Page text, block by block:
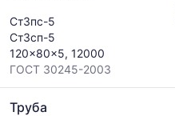
Ст3пс-5
Ст3сп-5
120x80x5, 12000
ГОСТ 30245-2003
Труба